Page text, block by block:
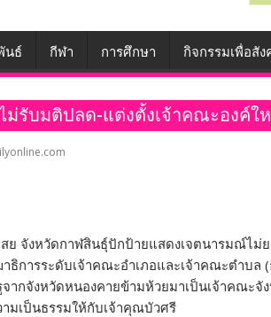
นธ์ กีฬา การศึกษา กิจกรรมเพื่อสัง
รับมติปลด-แต่งตั้งเจ้าคณะองค์ใ
สย จังหวัดกาฬสินธุ์ปักป้ายแสดงเจตนารมณ์ไ
ธิการระดับเจ้าคณะอำเภอและเจ้าคณะตำบล
จากจังหวัดหนองคายข้ามห้วยมาเป็นเจ้าคณ
มเป็นธรรมให้กับเจ้าคุณบัวศรี